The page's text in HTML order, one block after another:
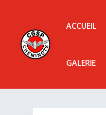
ACCUEIL
GALERIE